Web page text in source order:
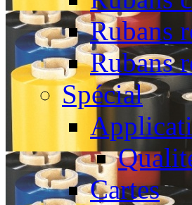
Rubans
Rubans
Spécial
Cartes